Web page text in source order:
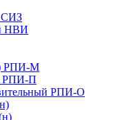
СИЗ
НВИ
РПИ-М
РПИ-П
РПИ-О